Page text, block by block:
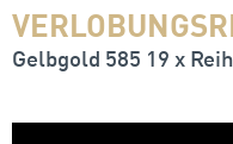
Gelbgold 585 19 x